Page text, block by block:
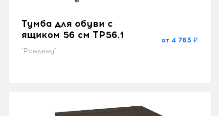
Тумба для обуви с
ящиком 56 см TP56.1
"Рандеву"
от 4 763 ₽